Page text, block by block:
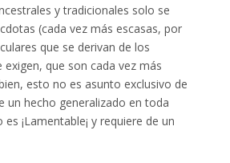
y tradicionales solo se
(cada vez más escasas, por
que se derivan de los
exigen, que son cada vez más
esto no es asunto exclusivo de
un hecho generalizado en toda
¡Lamentable¡ y requiere de un